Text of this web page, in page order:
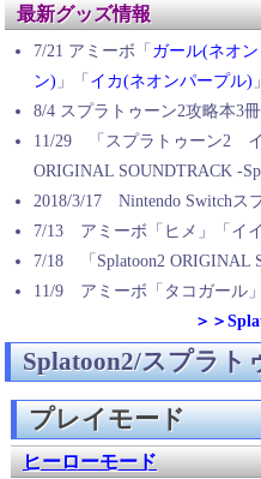
最新グッズ情報
7/21 アミーボ「 ガール(ネオ
ン) 」「 イカ(ネオンパープル)
8/4 スプラトゥーン2攻略本3
11/29 「スプラトゥーン2 イ
ORIGINAL SOUNDTRACK -
2018/3/17 Nintendo Switchス
7/13 アミーボ「ヒメ」「イ
7/18 「Splatoon2 ORIGINAL
11/9 アミーボ「タコガール
＞＞
Splatoon2/スプラト
プレイモード
ヒーローモード